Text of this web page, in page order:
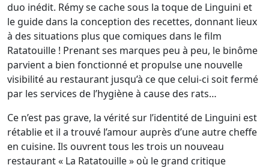
duo inédit. Rémy se cache sous la toque de Linguini et
le guide dans la conception des recettes, donnant lieux
à des situations plus que comiques dans le film
Ratatouille ! Prenant ses marques peu à peu, le binôme
parvient a bien fonctionné et propulse une nouvelle
visibilité au restaurant jusqu’à ce que celui-ci soit fermé
par les services de l’hygiène à cause des rats…
Ce n’est pas grave, la vérité sur l’identité de Linguini est
rétablie et il a trouvé l’amour auprès d’une autre cheffe
en cuisine. Ils ouvrent tous les trois un nouveau
restaurant « La Ratatouille » où le grand critique